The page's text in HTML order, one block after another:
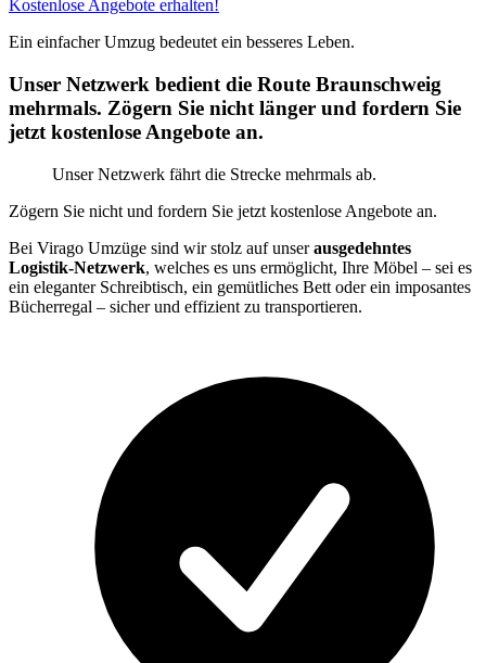
Kostenlose Angebote erhalten!
Ein einfacher Umzug bedeutet ein besseres Leben.
Unser Netzwerk bedient die Route Braunschweig
mehrmals. Zögern Sie nicht länger und fordern Sie
jetzt kostenlose Angebote an.
Unser Netzwerk fährt die Strecke mehrmals ab.
Zögern Sie nicht und fordern Sie jetzt kostenlose Angebote an.
Bei Virago Umzüge sind wir stolz auf unserausgedehntes
Logistik-Netzwerk, welches es uns ermöglicht, Ihre Möbel – sei es
ein eleganter Schreibtisch, ein gemütliches Bett oder ein imposantes
Bücherregal – sicher und effizient zu transportieren.